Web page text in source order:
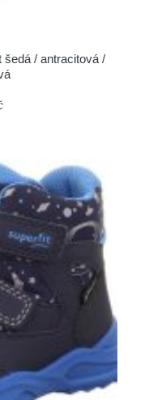
/ antracitová /